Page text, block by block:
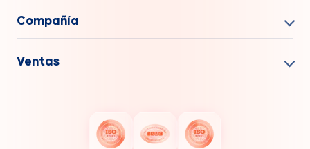
Compañía
Ventas